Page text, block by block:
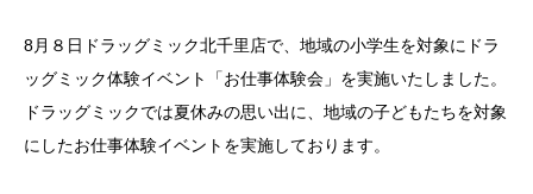
8月８日ドラッグミック北千里店で、地域の小学生を対象にドラ
ッグミック体験イベント「お仕事体験会」を実施いたしました。
ドラッグミックでは夏休みの思い出に、地域の子どもたちを対象
にしたお仕事体験イベントを実施しております。